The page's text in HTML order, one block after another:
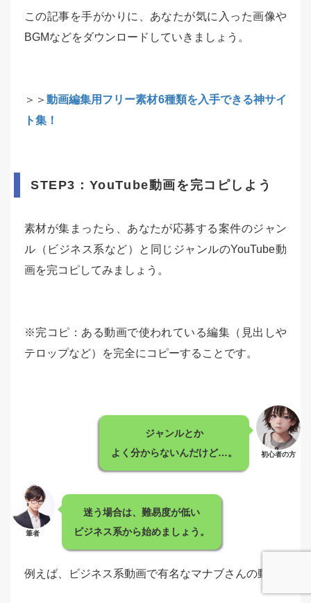
この記事を手がかりに、あなたが気に入った画像や
BGMなどをダウンロードしていきましょう。
＞＞ 動画編集用フリー素材6種類を入手できる神サイ
ト集！
STEP3：YouTube動画を完コピしよう
素材が集まったら、あなたが応募する案件のジャン
ル（ビジネス系など）と同じジャンルのYouTube動
画を完コピしてみましょう。
※完コピ：ある動画で使われている編集（見出しや
テロップなど）を完全にコピーすることです。
ジャンルとか
よく分からないんだけど…。
初心者の方
筆者
迷う場合は、難易度が低い
ビジネス系から始めましょう。
例えば、ビジネス系動画で有名なマナブさんの動画